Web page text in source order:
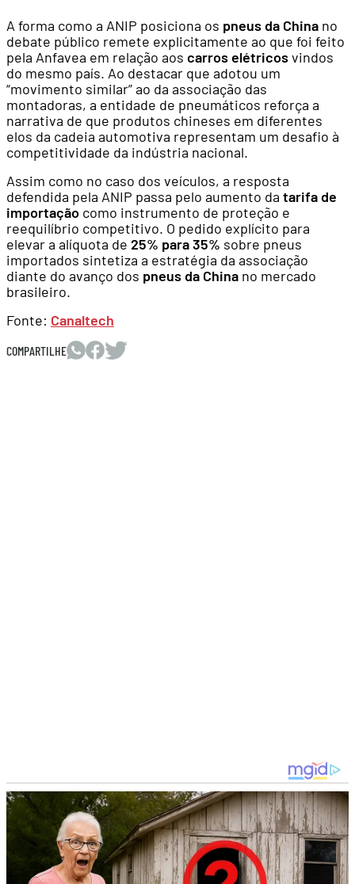
A forma como a ANIP posiciona os pneus da China no
debate público remete explicitamente ao que foi feito
pela Anfavea em relação aos carros elétricosvindos
do mesmo país. Ao destacar que adotou um
“movimento similar” ao da associação das
montadoras, a entidade de pneumáticos reforça a
narrativa de que produtos chineses em diferentes
elos da cadeia automotiva representam um desafio à
competitividade da indústria nacional.
Assim como no caso dos veículos, a resposta
defendida pela ANIP passa pelo aumento da tarifa de
importação como instrumento de proteção e
reequilíbrio competitivo. O pedido explícito para
elevar a alíquota de 25% para 35% sobre pneus
importados sintetiza a estratégia da associação
diante do avanço dos pneus da China no mercado
brasileiro.
Fonte: Canaltech
COMPARTILHE